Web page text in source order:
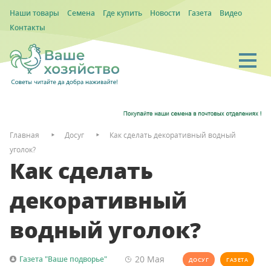
Наши товары Семена Где купить Новости Газета
Видео
Контакты
Главная Досуг
Как сделать декоративный водный
уголок?
Как сделать
декоративный
водный уголок?
Газета "Ваше подворье" 20 Мая ДОСУГ ГАЗЕТА